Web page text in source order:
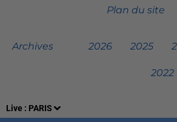
Live : PARIS
Plan du site
Archives 2026 2025
2022